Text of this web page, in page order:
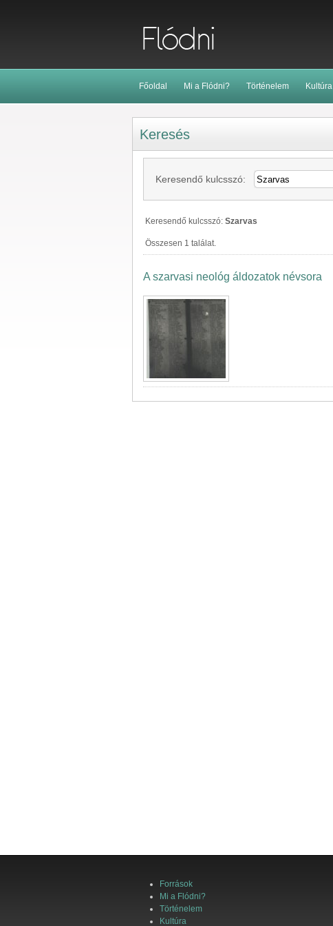
Főoldal Mi a Flódni? Történelem Kultúra
Keresés
Keresendő kulcsszó:
Keresendő kulcsszó: Szarvas
Összesen 1 találat.
A szarvasi neológ áldozatok névsora
Források
Mi a Flódni?
Történelem
Kultúra